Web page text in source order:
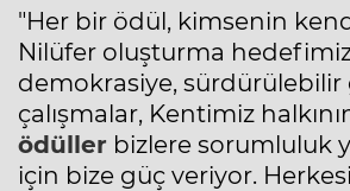
"Her bir ödül, kimsenin
Nilüfer oluşturma
demokrasiye,
çalışmalar, Kentimiz
ödüller bizlere sorumluluk
için bize güç veriyor.